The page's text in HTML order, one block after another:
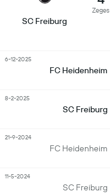
SC Freiburg
Zeges
FC Heidenheim
6-12-2025
SC Freiburg
8-2-2025
FC Heidenheim
21-9-2024
SC Freiburg
11-5-2024